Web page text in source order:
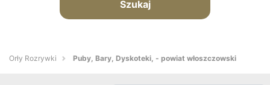
Szukaj
Orły Rozrywki Puby, Bary, Dyskoteki, - powiat włoszczowski